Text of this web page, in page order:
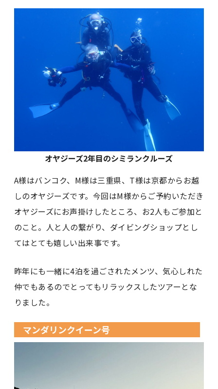
オヤジーズ2年目のシミランクルーズ
A様はバンコク、M様は三重県、T様は京都からお越
しのオヤジーズです。今回はM様からご予約いただき
オヤジーズにお声掛けしたところ、お2人もご参加と
のこと。人と人の繋がり、ダイビングショップとし
てはとても嬉しい出来事です。
昨年にも一緒に4泊を過ごされたメンツ、気心しれた
仲でもあるのでとってもリラックスしたツアーとな
りました。
マンダリンクイーン号